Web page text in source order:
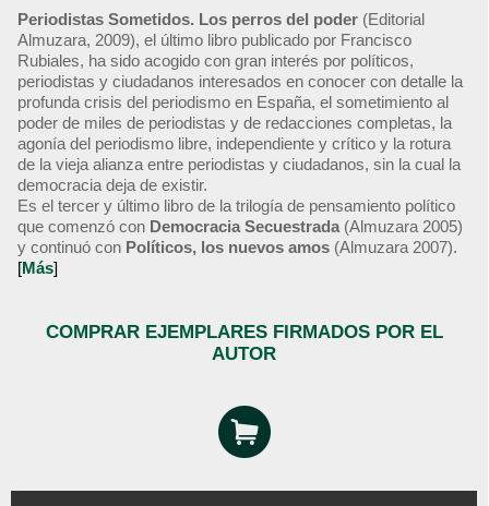
Periodistas Sometidos. Los perros del poder (Editorial
Almuzara, 2009), el último libro publicado por Francisco
Rubiales, ha sido acogido con gran interés por políticos,
periodistas y ciudadanos interesados en conocer con detalle la
profunda crisis del periodismo en España, el sometimiento al
poder de miles de periodistas y de redacciones completas, la
agonía del periodismo libre, independiente y crítico y la rotura
de la vieja alianza entre periodistas y ciudadanos, sin la cual la
democracia deja de existir.
Es el tercer y último libro de la trilogía de pensamiento político
que comenzó con Democracia Secuestrada (Almuzara 2005)
y continuó con Políticos, los nuevos amos (Almuzara 2007).
[Más]
COMPRAR EJEMPLARES FIRMADOS POR EL
AUTOR